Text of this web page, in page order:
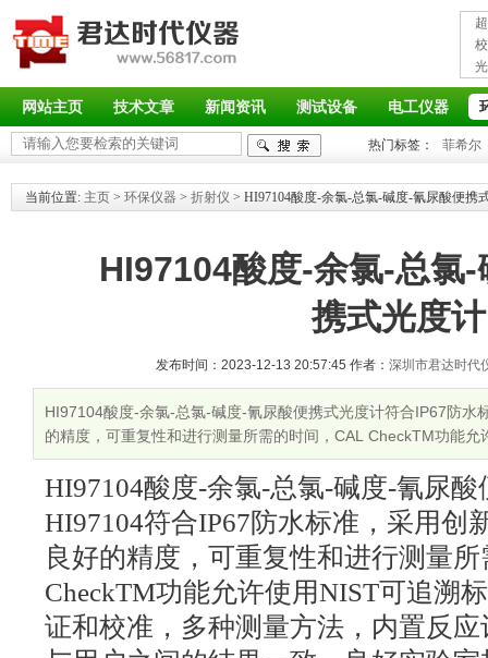
网站主页 技术文章 新闻资讯 测试设备 电工仪器
热门标签： 菲希尔
当前位置: 主页 > 环保仪器 > 折射仪 > HI97104酸度-余氯-总氯-碱度-氰尿酸便携
HI97104酸度-余氯-总氯
携式光度计
发布时间：2023-12-13 20:57:45 作者： 深圳市君达时代
HI97104酸度-余氯-总氯-碱度-氰尿酸便携式光度计符合IP67防水
的精度，可重复性和进行测量所需的时间，CAL CheckTM功能
验证和校准，多种测量方法，内置反应计时器，确保样品测量与
HI97104酸度-余氯-总氯-碱度-氰尿
HI97104符合IP67防水标准，采用创
良好的精度，可重复性和进行测量
CheckTM功能允许使用NIST可追溯
证和校准，多种测量方法，内置反